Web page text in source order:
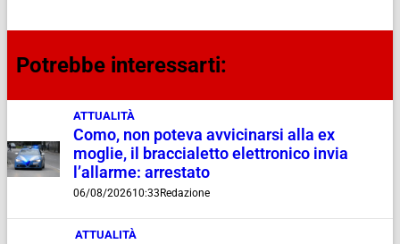
Potrebbe interessarti:
ATTUALITÀ
Como, non poteva avvicinarsi alla ex
moglie, il braccialetto elettronico invia
l’allarme: arrestato
06/08/202610:33 Redazione
ATTUALITÀ